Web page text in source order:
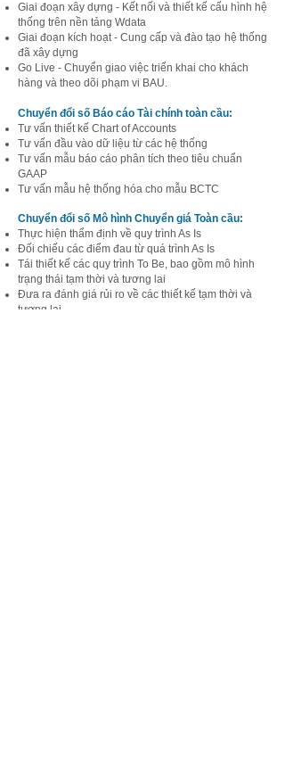
Giai đoạn xây dựng - Kết nối và thiết kế cấu hình hệ
thống trên nền tảng Wdata
Giai đoạn kích hoạt - Cung cấp và đào tạo hệ thống
đã xây dựng
Go Live - Chuyển giao việc triển khai cho khách
hàng và theo dõi phạm vi BAU.
Chuyển đổi số Báo cáo Tài chính toàn cầu:
Tư vấn thiết kế Chart of Accounts
​Tư vấn đầu vào dữ liệu từ các hệ thống
Tư vấn mẫu báo cáo phân tích theo tiêu chuẩn
GAAP
Tư vấn mẫu hệ thống hóa cho mẫu BCTC
Chuyển đổi số Mô hình Chuyển giá Toàn cầu:
Thực hiện thẩm định về quy trình As Is
Đối chiếu các điểm đau từ quá trình As Is
Tái thiết kế các quy trình To Be, bao gồm mô hình
trạng thái tạm thời và tương lai
Đưa ra đánh giá rủi ro về các thiết kế tạm thời và
tương lai